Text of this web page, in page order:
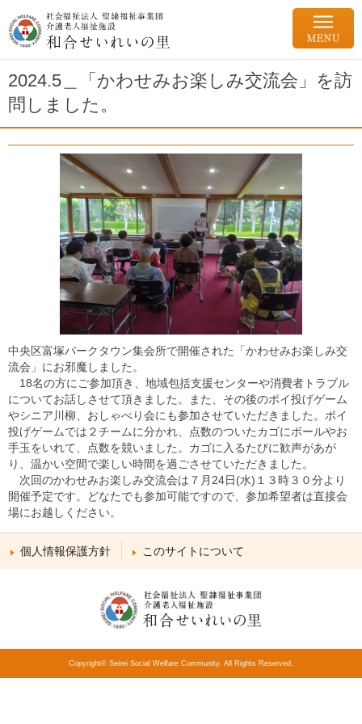
2024.5＿「かわせみお楽しみ交流会」を訪
問しました。
中央区富塚パークタウン集会所で開催された「かわせみお楽しみ交
流会」にお邪魔しました。
18名の方にご参加頂き、地域包括支援センターや消費者トラブル
についてお話しさせて頂きました。また、その後のポイ投げゲーム
やシニア川柳、おしゃべり会にも参加させていただきました。ポイ
投げゲームでは２チームに分かれ、点数のついたカゴにボールやお
手玉をいれて、点数を競いました。カゴに入るたびに歓声があが
り、温かい空間で楽しい時間を過ごさせていただきました。
次回のかわせみお楽しみ交流会は７月24日(水)１３時３０分より
開催予定です。どなたでも参加可能ですので、参加希望者は直接会
場にお越しください。
個人情報保護方針 このサイトについて
Copyright© Seirei Social Welfare Community. All Rights Reserved.